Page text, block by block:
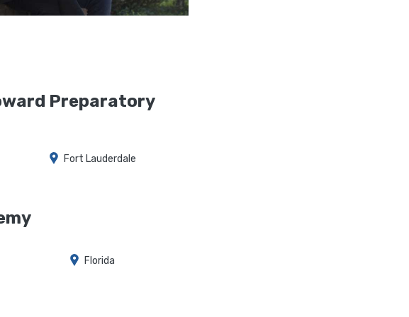
Preparatory
Fort Lauderdale
Florida